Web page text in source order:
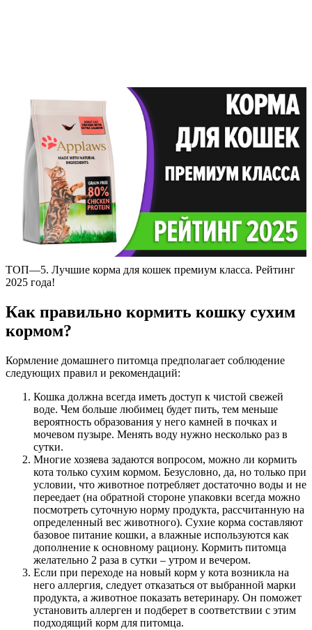
ТОП—5. Лучшие корма для кошек премиум класса. Рейтинг
2025 года!
Как правильно кормить кошку сухим
кормом?
Кормление домашнего питомца предполагает соблюдение
следующих правил и рекомендаций:
Кошка должна всегда иметь доступ к чистой свежей
воде. Чем больше любимец будет пить, тем меньше
вероятность образования у него камней в почках и
мочевом пузыре. Менять воду нужно несколько раз в
сутки.
Многие хозяева задаются вопросом, можно ли кормить
кота только сухим кормом. Безусловно, да, но только при
условии, что животное потребляет достаточно воды и не
переедает (на обратной стороне упаковки всегда можно
посмотреть суточную норму продукта, рассчитанную на
определенный вес животного). Сухие корма составляют
базовое питание кошки, а влажные используются как
дополнение к основному рациону. Кормить питомца
желательно 2 раза в сутки – утром и вечером.
Если при переходе на новый корм у кота возникла на
него аллергия, следует отказаться от выбранной марки
продукта, а животное показать ветеринару. Он поможет
установить аллерген и подберет в соответствии с этим
подходящий корм для питомца.